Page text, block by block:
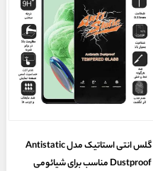
گلس انتی استاتیک مدل Antistatic
Dustproof مناسب برای شیائومی